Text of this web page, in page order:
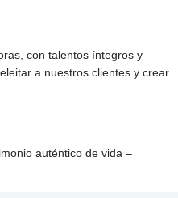
con talentos íntegros y
a nuestros clientes y crear
auténtico de vida –